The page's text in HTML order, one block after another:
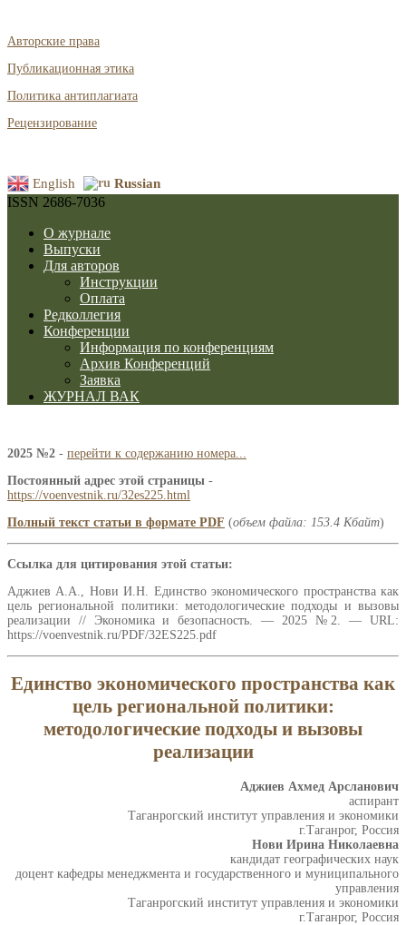
Авторские права
Публикационная этика
Политика антиплагиата
Рецензирование
English Russian
ISSN 2686-7036
О журнале
Выпуски
Для авторов
Инструкции
Оплата
Редколлегия
Конференции
Информация по конференциям
Архив Конференций
Заявка
ЖУРНАЛ ВАК
2025 №2 - перейти к содержанию номера...
Постоянный адрес этой страницы -
https://voenvestnik.ru/32es225.html
Полный текст статьи в формате PDF (объем файла: 153.4 Кбайт)
Ссылка для цитирования этой статьи:
Аджиев А.А., Нови И.Н. Единство экономического пространства как
цель региональной политики: методологические подходы и вызовы
реализации // Экономика и безопасность. — 2025 №2. — URL:
https://voenvestnik.ru/PDF/32ES225.pdf
Единство экономического пространства как
цель региональной политики:
методологические подходы и вызовы
реализации
Аджиев Ахмед Арсланович
аспирант
Таганрогский институт управления и экономики
г.Таганрог, Россия
Нови Ирина Николаевна
кандидат географических наук
доцент кафедры менеджмента и государственного и муниципального
управления
Таганрогский институт управления и экономики
г.Таганрог, Россия